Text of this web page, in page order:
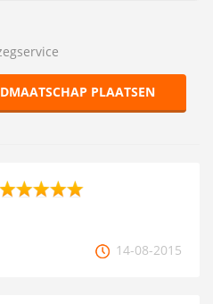
PLAATSEN
14-08-2015